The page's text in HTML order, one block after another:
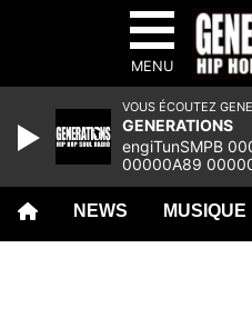
MENU
NEWS MUSIQUE
VOUS ÉCOUTEZ
GENERATIONS
engiTunSMPB
00000A89
00000000
00000000